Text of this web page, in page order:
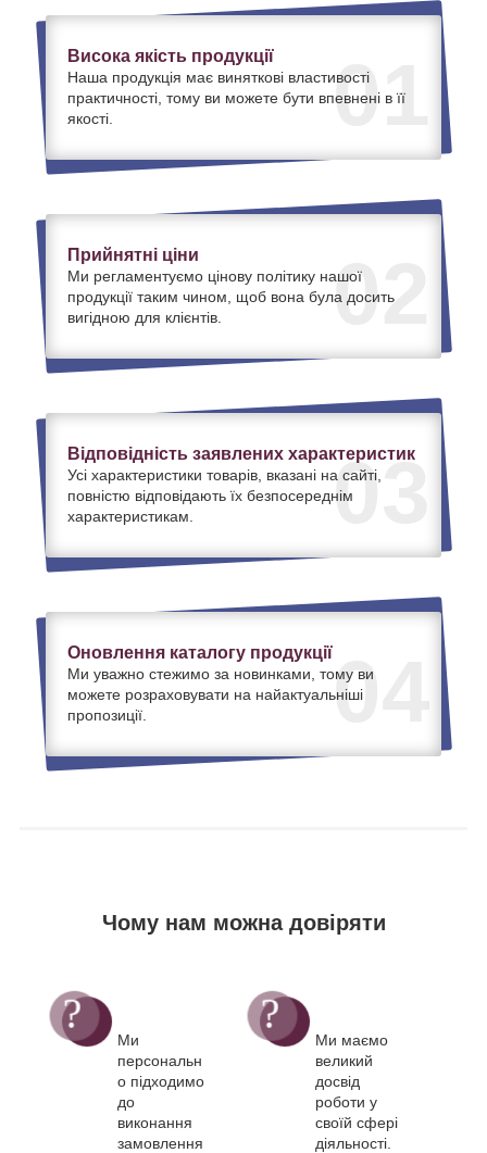
01
Висока якість продукції
Наша продукція має виняткові властивості
практичності, тому ви можете бути впевнені в її
якості.
02
Прийнятні ціни
Ми регламентуємо цінову політику нашої
продукції таким чином, щоб вона була досить
вигідною для клієнтів.
03
Відповідність заявлених характеристик
Усі характеристики товарів, вказані на сайті,
повністю відповідають їх безпосереднім
характеристикам.
04
Оновлення каталогу продукції
Ми уважно стежимо за новинками, тому ви
можете розраховувати на найактуальніші
пропозиції.
Чому нам можна довіряти
Ми
персональн
о підходимо
до
виконання
замовлення
Ми маємо
великий
досвід
роботи у
своїй сфері
діяльності.